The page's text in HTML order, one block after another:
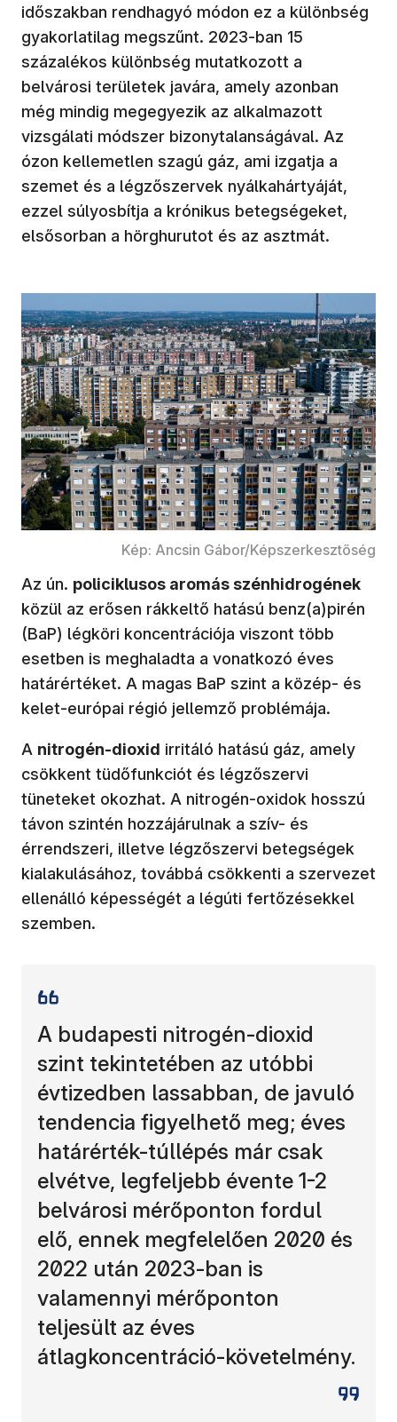
időszakban rendhagyó módon ez a különbség
gyakorlatilag megszűnt. 2023-ban 15
százalékos különbség mutatkozott a
belvárosi területek javára, amely azonban
még mindig megegyezik az alkalmazott
vizsgálati módszer bizonytalanságával. Az
ózon kellemetlen szagú gáz, ami izgatja a
szemet és a légzőszervek nyálkahártyáját,
ezzel súlyosbítja a krónikus betegségeket,
elsősorban a hörghurutot és az asztmát.
Kép: Ancsin Gábor/Képszerkesztőség
Az ún. policiklusos aromás szénhidrogének
közül az erősen rákkeltő hatású benz(a)pirén
(BaP) légköri koncentrációja viszont több
esetben is meghaladta a vonatkozó éves
határértéket. A magas BaP szint a közép- és
kelet-európai régió jellemző problémája.
A nitrogén-dioxid irritáló hatású gáz, amely
csökkent tüdőfunkciót és légzőszervi
tüneteket okozhat. A nitrogén-oxidok hosszú
távon szintén hozzájárulnak a szív- és
érrendszeri, illetve légzőszervi betegségek
kialakulásához, továbbá csökkenti a szervezet
ellenálló képességét a légúti fertőzésekkel
szemben.
A budapesti nitrogén-dioxid
szint tekintetében az utóbbi
évtizedben lassabban, de javuló
tendencia figyelhető meg; éves
határérték-túllépés már csak
elvétve, legfeljebb évente 1-2
belvárosi mérőponton fordul
elő, ennek megfelelően 2020 és
2022 után 2023-ban is
valamennyi mérőponton
teljesült az éves
átlagkoncentráció-követelmény.